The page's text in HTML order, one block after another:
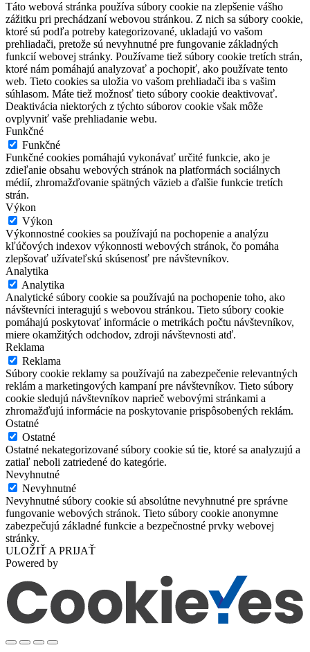
Táto webová stránka používa súbory cookie na zlepšenie vášho
zážitku pri prechádzaní webovou stránkou. Z nich sa súbory cookie,
ktoré sú podľa potreby kategorizované, ukladajú vo vašom
prehliadači, pretože sú nevyhnutné pre fungovanie základných
funkcií webovej stránky. Používame tiež súbory cookie tretích strán,
ktoré nám pomáhajú analyzovať a pochopiť, ako používate tento
web. Tieto cookies sa uložia vo vašom prehliadači iba s vašim
súhlasom. Máte tiež možnosť tieto súbory cookie deaktivovať.
Deaktivácia niektorých z týchto súborov cookie však môže
ovplyvniť vaše prehliadanie webu.
Funkčné
Funkčné
Funkčné cookies pomáhajú vykonávať určité funkcie, ako je
zdieľanie obsahu webových stránok na platformách sociálnych
médií, zhromažďovanie spätných väzieb a ďalšie funkcie tretích
strán.
Výkon
Výkon
Výkonnostné cookies sa používajú na pochopenie a analýzu
kľúčových indexov výkonnosti webových stránok, čo pomáha
zlepšovať užívateľskú skúsenosť pre návštevníkov.
Analytika
Analytika
Analytické súbory cookie sa používajú na pochopenie toho, ako
návštevníci interagujú s webovou stránkou. Tieto súbory cookie
pomáhajú poskytovať informácie o metrikách počtu návštevníkov,
miere okamžitých odchodov, zdroji návštevnosti atď.
Reklama
Reklama
Súbory cookie reklamy sa používajú na zabezpečenie relevantných
reklám a marketingových kampaní pre návštevníkov. Tieto súbory
cookie sledujú návštevníkov naprieč webovými stránkami a
zhromažďujú informácie na poskytovanie prispôsobených reklám.
Ostatné
Ostatné
Ostatné nekategorizované súbory cookie sú tie, ktoré sa analyzujú a
zatiaľ neboli zatriedené do kategórie.
Nevyhnutné
Nevyhnutné
Nevyhnutné súbory cookie sú absolútne nevyhnutné pre správne
fungovanie webových stránok. Tieto súbory cookie anonymne
zabezpečujú základné funkcie a bezpečnostné prvky webovej
stránky.
ULOŽIŤ A PRIJAŤ
Powered by